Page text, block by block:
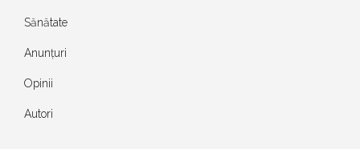
Sănătate
Anunțuri
Opinii
Autori